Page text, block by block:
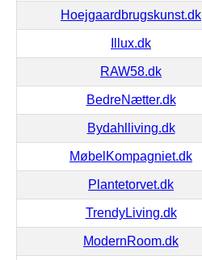
Hoejgaardbrugskunst.dk
Illux.dk
RAW58.dk
BedreNætter.dk
Bydahlliving.dk
MøbelKompagniet.dk
Plantetorvet.dk
TrendyLiving.dk
ModernRoom.dk